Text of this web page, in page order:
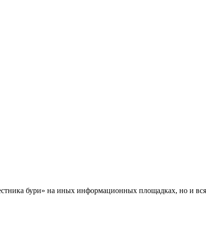
бури» на иных информационных площадках, но и